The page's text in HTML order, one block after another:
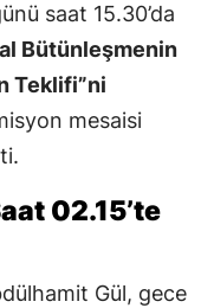
saat 15.30’da
Bütünleşmenin
Teklifi”ni
mesaisi
02.15’te
Gül, gece